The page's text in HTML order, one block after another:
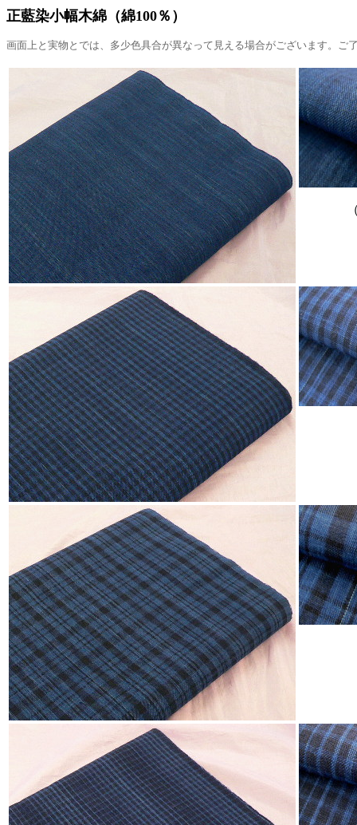
正藍染小幅木綿（綿100％）
画面上と実物とでは、多少色具合が異なって見える場合がございます。ご